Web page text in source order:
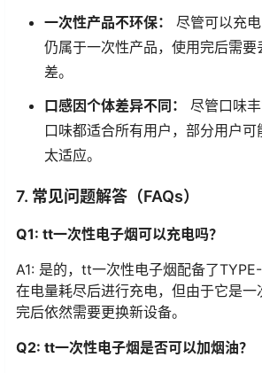
一次性产品不环保：
尽管可以充
仍属于一次性产品，使用完后需
差。
口感因个体差异不同：
尽管口味
口味都适合所有用户，部分用户
太适应。
7. 常见问题解答（FAQs）
Q1: tt一次性电子烟可以充电吗？
A1: 是的，tt一次性电子烟配备了
在电量耗尽后进行充电，但由于它是一
完后依然需要更换新设备。
Q2: tt一次性电子烟是否可以加烟油？